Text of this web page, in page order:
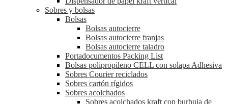
Sobres y bolsas
Bolsas
Bolsas autocierre
Bolsas autocierre franjas
Bolsas autocierre taladro
Portadocumentos Packing List
Bolsas polipropileno CELL con solapa Adhesiva
Sobres Courier reciclados
Sobres cartón rígidos
Sobres acolchados
Sobres acolchados kraft con burbuja de